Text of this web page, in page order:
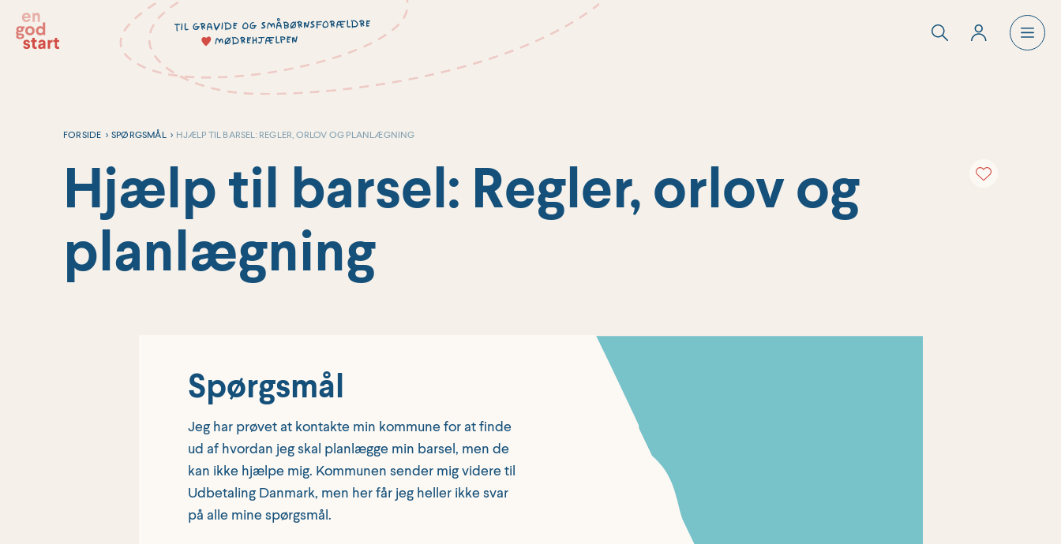
indholdet
FORSIDE > SPØRGSMÅL > HJÆLP TIL BARSEL: REGLER, ORLOV OG PLANLÆGNING
Hjælp til barsel: Regler, orlov og
planlægning
Spørgsmål
Jeg har prøvet at kontakte min kommune for at finde
ud af hvordan jeg skal planlægge min barsel, men de
kan ikke hjælpe mig. Kommunen sender mig videre til
Udbetaling Danmark, men her får jeg heller ikke svar
på alle mine spørgsmål.